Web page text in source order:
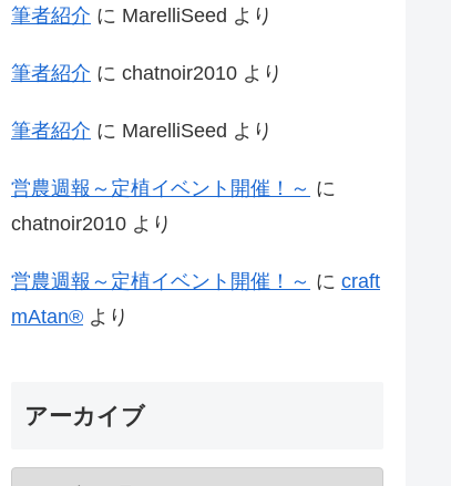
筆者紹介 に MarelliSeed より
筆者紹介 に chatnoir2010 より
筆者紹介 に MarelliSeed より
営農週報～定植イベント開催！～ に
chatnoir2010 より
営農週報～定植イベント開催！～ に craft
mAtan® より
アーカイブ